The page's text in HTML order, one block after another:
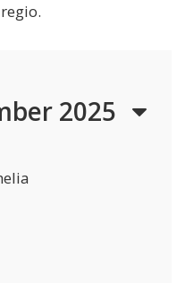
2025